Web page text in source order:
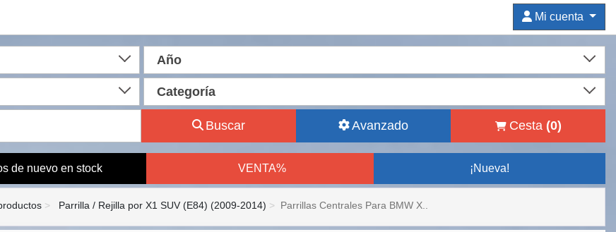
Mi cuenta
Año
Categoría
Buscar Avanzado Cesta (0)
de nuevo en stock VENTA% ¡Nueva!
Parrilla / Rejilla por X1 SUV (E84) (2009-2014) Parrillas Centrales Para BMW X..